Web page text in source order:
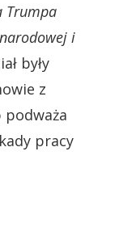
Trumpa
i
były
z
podważa
pracy